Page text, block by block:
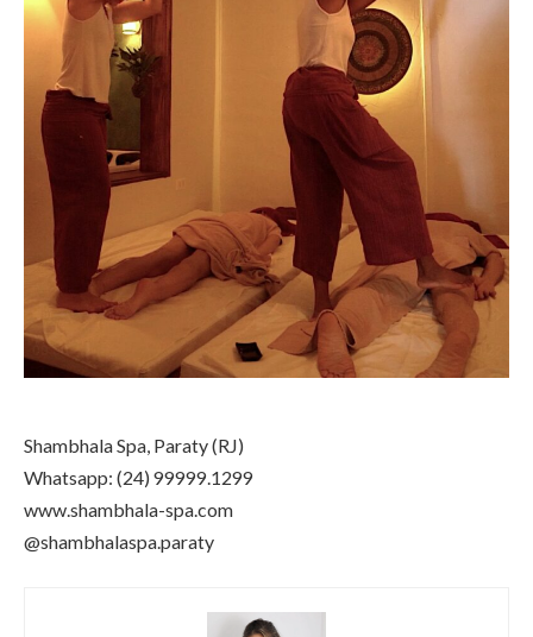
Shambhala Spa, Paraty (RJ)
Whatsapp: (24) 99999.1299
www.shambhala-spa.com
@shambhalaspa.paraty